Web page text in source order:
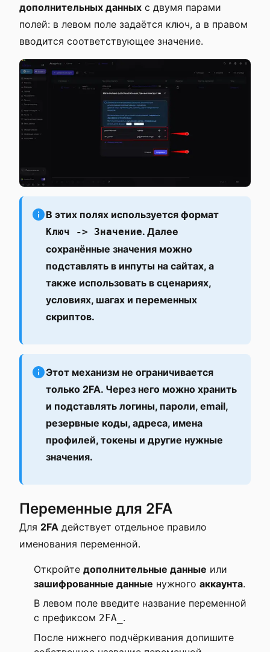
дополнительных данных с двумя парами
полей: в левом поле задаётся ключ, а в правом
вводится соответствующее значение.
В этих полях используется формат
Ключ -> Значение. Далее
сохранённые значения можно
подставлять в инпуты на сайтах, а
также использовать в сценариях,
условиях, шагах и переменных
скриптов.
Этот механизм не ограничивается
только 2FA. Через него можно хранить
и подставлять логины, пароли, email,
резервные коды, адреса, имена
профилей, токены и другие нужные
значения.
Переменные для 2FA
Для 2FA действует отдельное правило
именования переменной.
Откройте дополнительные данные или
зашифрованные данные нужного аккаунта.
В левом поле введите название переменной
с префиксом 2FA_ .
После нижнего подчёркивания допишите